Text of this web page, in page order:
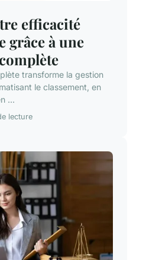
efficacité
grâce à une
transforme la gestion
le classement, en
...
lecture